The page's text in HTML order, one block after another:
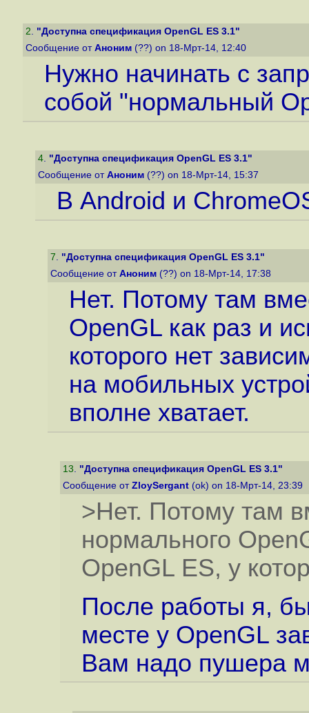
2. "Доступна спецификация OpenGL ES 3.1"
Сообщение от Аноним (??) on 18-Мрт-14, 12:40
Нужно начинать с
собой "нормальный
4. "Доступна спецификация OpenGL ES 3.1"
Сообщение от Аноним (??) on 18-Мрт-14, 15:37
В Android и
7. "Доступна спецификация OpenGL ES 3.1"
Сообщение от Аноним (??) on 18-Мрт-14, 17:38
Нет. Потому там
OpenGL как раз и
которого нет
на мобильных
вполне хватает.
13. "Доступна спецификация OpenGL ES 3.1"
Сообщение от ZloySergant (ok) on 18-Мрт-14, 23:39
>Нет. Потому там
нормального
OpenGL ES, у
После работы я,
месте у OpenGL
Вам надо пушера